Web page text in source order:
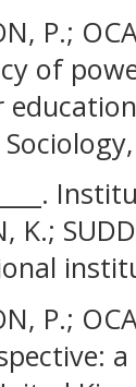
P.;
of
K.;
P.;